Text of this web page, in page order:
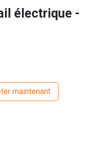
électrique -
maintenant